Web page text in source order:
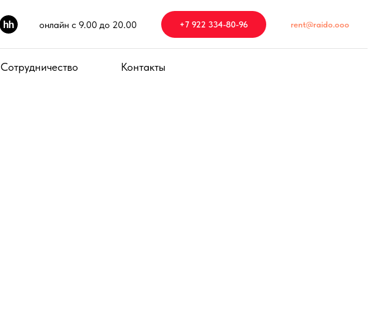
онлайн с 9.00 до 20.00 +7 922 334-80-96 rent@raido.ooo
Сотрудничество Контакты